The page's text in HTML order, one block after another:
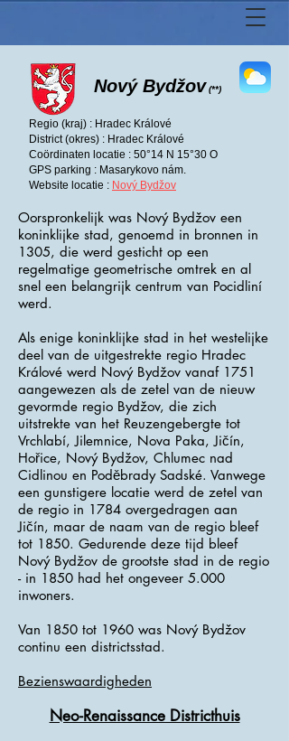
Nový Bydžov (**)
Regio (kraj) : Hradec Králové
District (okres) : Hradec Králové
Coördinaten locatie : 50°14 N 15°30 O
GPS parking : Masarykovo nám.
Website locatie : Nový Bydžov
Oorspronkelijk was Nový Bydžov een
koninklijke stad, genoemd in bronnen in
1305, die werd gesticht op een
regelmatige geometrische omtrek en al
snel een belangrijk centrum van Pocidliní
werd.
Als enige koninklijke stad in het westelijke
deel van de uitgestrekte regio Hradec
Králové werd Nový Bydžov vanaf 1751
aangewezen als de zetel van de nieuw
gevormde regio Bydžov, die zich
uitstrekte van het Reuzengebergte tot
Vrchlabí, Jilemnice, Nova Paka, Jičín,
Hořice, Nový Bydžov, Chlumec nad
Cidlinou en Poděbrady Sadské. Vanwege
een gunstigere locatie werd de zetel van
de regio in 1784 overgedragen aan
Jičín, maar de naam van de regio bleef
tot 1850. Gedurende deze tijd bleef
Nový Bydžov de grootste stad in de regio
- in 1850 had het ongeveer 5.000
inwoners.
Van 1850 tot 1960 was Nový Bydžov
continu een districtsstad.
Bezienswaardigheden
Neo-Renaissance Districthuis